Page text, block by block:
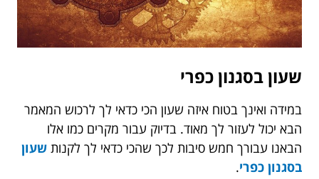
שעון בסגנון כפרי
במידה ואינך בטוח איזה שעון הכי כדאי לך לרכוש המאמר
הבא יכול לעזור לך מאוד. בדיוק עבור מקרים כמו אלו
הבאנו עבורך חמש סיבות לכך שהכי כדאי לך לקנות שעון
בסגנון כפרי.